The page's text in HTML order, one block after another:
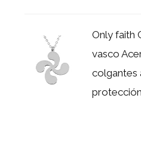
Only faith
vasco
colgantes